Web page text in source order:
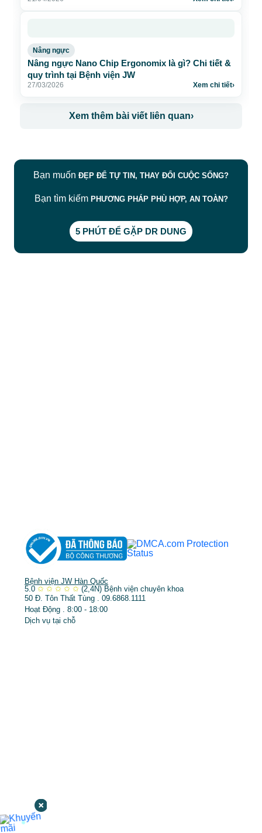
Nâng ngực
Nâng ngực Nano Chip Ergonomix là gì? Chi tiết &
quy trình tại Bệnh viện JW
27/03/2026 Xem chi tiết›
Xem thêm bài viết liên quan›
Bạn muốn ĐẸP ĐỂ TỰ TIN, THAY ĐỔI CUỘC SỐNG?
Bạn tìm kiếm PHƯƠNG PHÁP PHÙ HỢP, AN TOÀN?
5 PHÚT ĐỂ GẶP DR DUNG
Bệnh viện JW Hàn Quốc
5.0 ✩ ✩ ✩ ✩ ✩ (2,4N) Bệnh viện chuyên khoa
50 Đ. Tôn Thất Tùng . 09.6868.1111
Hoạt Động . 8:00 - 18:00
Dịch vụ tại chỗ